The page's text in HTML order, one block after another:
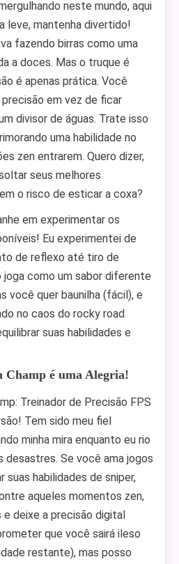
neste mundo, aqui
leve, mantenha divertido!
fazendo birras como uma
a doces. Mas o truque é
é apenas prática. Você
em vez de ficar
divisor de águas. Trate isso
uma habilidade no
zen entrarem. Quero dizer,
seus melhores
o risco de esticar a coxa?
em experimentar os
Eu experimentei de
de reflexo até tiro de
joga como um sabor diferente
você quer baunilha (fácil), e
no caos do rocky road
suas habilidades e
Champ é uma Alegria!
Treinador de Precisão FPS
Tem sido meu fiel
minha mira enquanto eu rio
desastres. Se você ama jogos
suas habilidades de sniper,
aqueles momentos zen,
e deixe a precisão digital
que você sairá ileso
restante), mas posso